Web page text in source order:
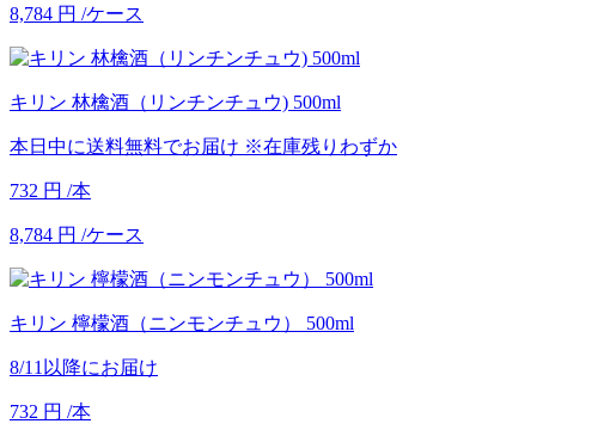
8,784 円 /ケース
キリン 林檎酒（リンチンチュウ) 500ml
本日中に送料無料でお届け ※在庫残りわずか
732 円 /本
8,784 円 /ケース
キリン 檸檬酒（ニンモンチュウ） 500ml
8/11以降にお届け
732 円 /本